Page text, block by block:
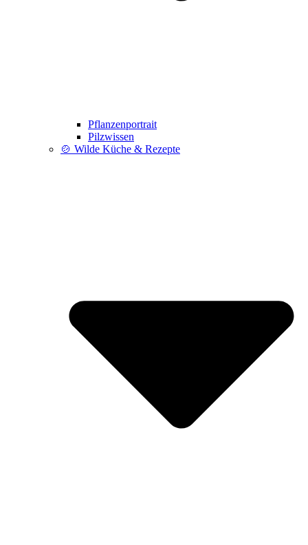
Pflanzenportrait
Pilzwissen
🍲 Wilde Küche & Rezepte